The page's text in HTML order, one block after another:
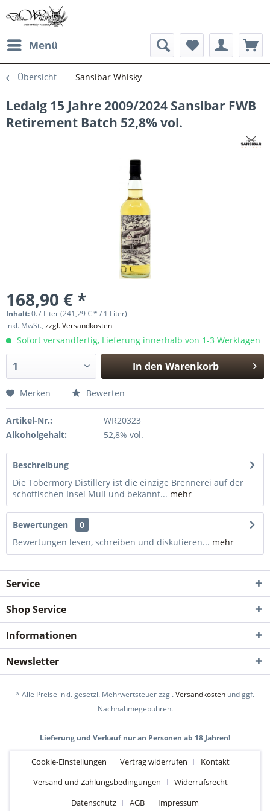
Menü
Übersicht Sansibar Whisky
Ledaig 15 Jahre 2009/2024 Sansibar FWB
Retirement Batch 52,8% vol.
168,90 € *
Inhalt:0.7 Liter (241,29 € * / 1 Liter)
inkl. MwSt., zzgl. Versandkosten
Sofort versandfertig, Lieferung innerhalb von 1-3 Werktagen
In den Warenkorb
Merken Bewerten
Artikel-Nr.:
WR20323
Alkoholgehalt:
52,8% vol.
Beschreibung
Die Tobermory Distillery ist die einzige Brennerei auf der
schottischen Insel Mull und bekannt... mehr
Bewertungen
0
Bewertungen lesen, schreiben und diskutieren... mehr
Service
Shop Service
Informationen
Newsletter
* Alle Preise inkl. gesetzl. Mehrwertsteuer zzgl.Versandkosten und ggf.
Nachnahmegebühren.
Lieferung und Verkauf nur an Personen ab 18 Jahren!
Cookie-Einstellungen Vertrag widerrufen
Kontakt
Versand und Zahlungsbedingungen
Widerrufsrecht
Datenschutz
AGB Impressum